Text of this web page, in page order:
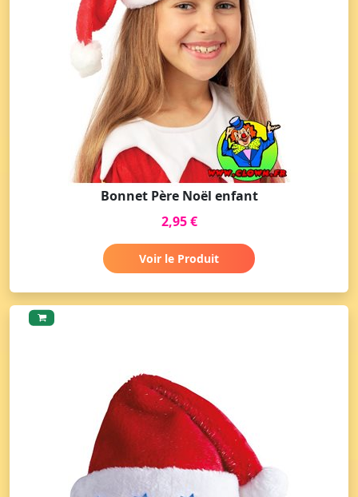
Bonnet Père Noël enfant
2,95 €
Voir le Produit